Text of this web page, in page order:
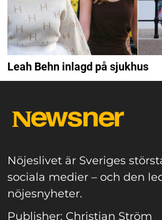
Leah Behn inlagd på sjukhus
Nöjeslivet är Sveriges
sociala medier – och den
nöjesnyheter.
Publisher: Christian Ström